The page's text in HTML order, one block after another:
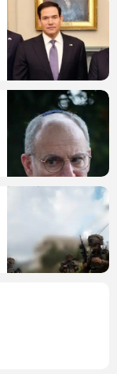
חדשות
חדשות